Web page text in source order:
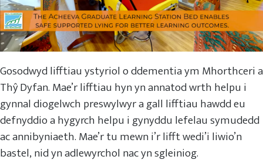
Gosodwyd lifftiau ystyriol o ddementia ym Mhorthceri a
Thŷ Dyfan. Mae’r lifftiau hyn yn annatod wrth helpu i
gynnal diogelwch preswylwyr a gall lifftiau hawdd eu
defnyddio a hygyrch helpu i gynyddu lefelau symudedd
ac annibyniaeth. Mae’r tu mewn i’r lifft wedi’i liwio’n
bastel, nid yn adlewyrchol nac yn sgleiniog.